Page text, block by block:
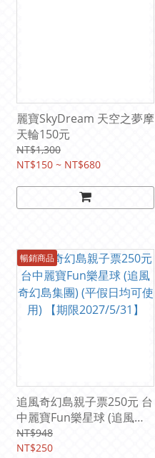
麗寶SkyDream 天空之夢摩
天輪150元
NT$1,300
NT$150 ~ NT$680
暢銷商品
追風奇幻島親子票250元 台
中麗寶Fun樂星球 (追風奇
幻島集團) (平假日均可使
用) 【期限2027/5/31】
NT$948
NT$250